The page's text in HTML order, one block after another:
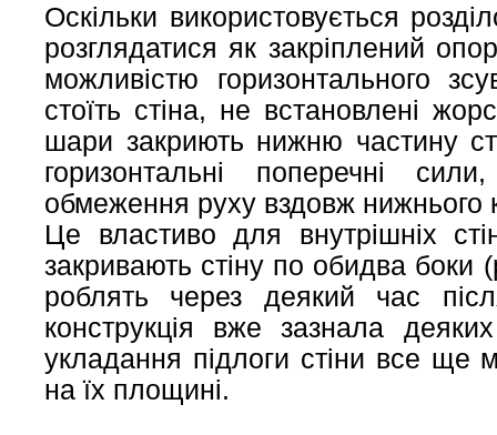
Оскільки використовується
розглядатися як закріплений
можливістю горизонтального
стоїть стіна, не встановлені
шари закриють нижню частину
горизонтальні поперечні
обмеження руху вздовж нижнього
Це властиво для внутрішніх
закривають стіну по обидва боки
роблять через деякий час
конструкція вже зазнала
укладання підлоги стіни все ще
на їх площині.